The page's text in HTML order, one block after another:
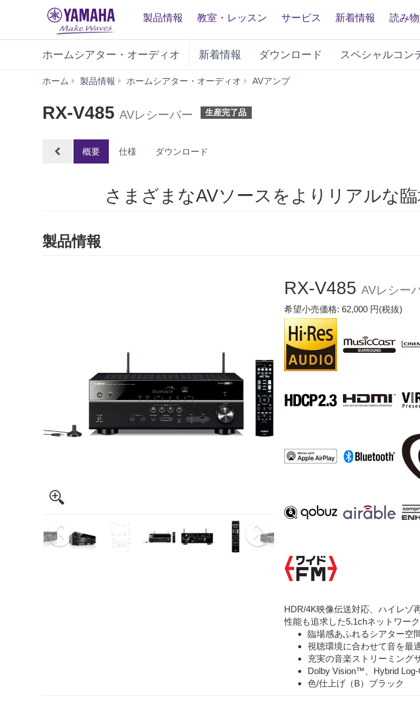
製品情報 教室・レッスン サービス 新着情報 読み
ホームシアター・オーディオ 新着情報 ダウンロード スペシャルコン
ホーム 製品情報 ホームシアター・オーディオ AVアンプ
RX-V485 AVレシーバー 生産完了品
概要 仕様 ダウンロード
さまざまなAVソースをよりリアルな
製品情報
RX-V485 AVレシー
希望小売価格: 62,000 円(税抜)
HDR/4K映像伝送対応、ハイレゾ
性能も追求した5.1chネットワー
臨場感あふれるシアター空
視聴環境に合わせて音を最
充実の音楽ストリーミング
Dolby Vision™、Hybrid
色/仕上げ（B）ブラック